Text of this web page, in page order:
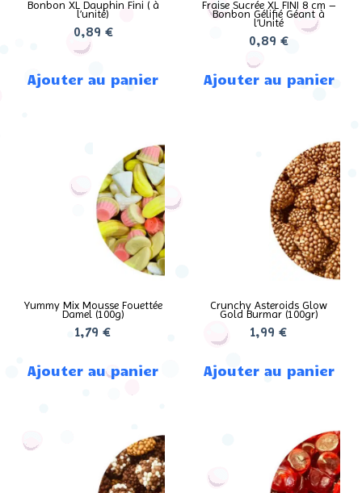
Bonbon XL Dauphin Fini ( à
l’unité)
0,89 €
Ajouter au panier
Fraise Sucrée XL FINI 8 cm –
Bonbon Gélifié Géant à
l’Unité
0,89€
Ajouter au panier
Yummy Mix Mousse Fouettée
Damel (100g)
1,79€
Ajouter au panier
Crunchy Asteroids Glow
Gold Burmar (100gr)
1,99€
Ajouter au panier